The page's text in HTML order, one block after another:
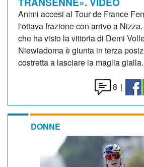
Animi accesi al Tour de France
l'ottava frazione con arrivo a
che ha visto la vittoria di Demi
Niewiadoma è giunta in terza
costretta a lasciare la maglia
8 |
DONNE